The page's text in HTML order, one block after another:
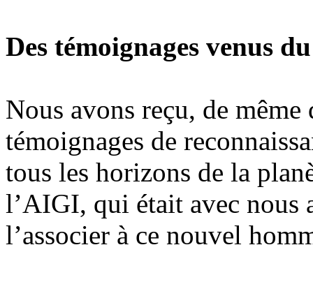
Des témoignages venus
Nous avons reçu, de
témoignages de
tous les horizons de la
l’AIGI, qui était avec nous
l’associer à ce nouvel